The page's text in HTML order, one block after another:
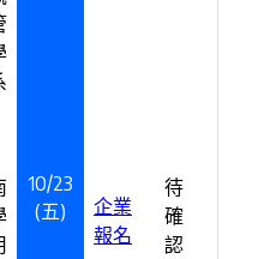
10/23
(五)
企業
報名
待
確
認